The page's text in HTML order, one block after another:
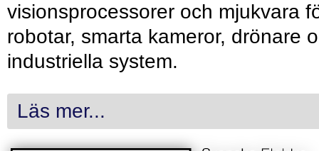
visionsprocessorer och mjukvara
robotar, smarta kameror, drönare
industriella system.
Läs mer...